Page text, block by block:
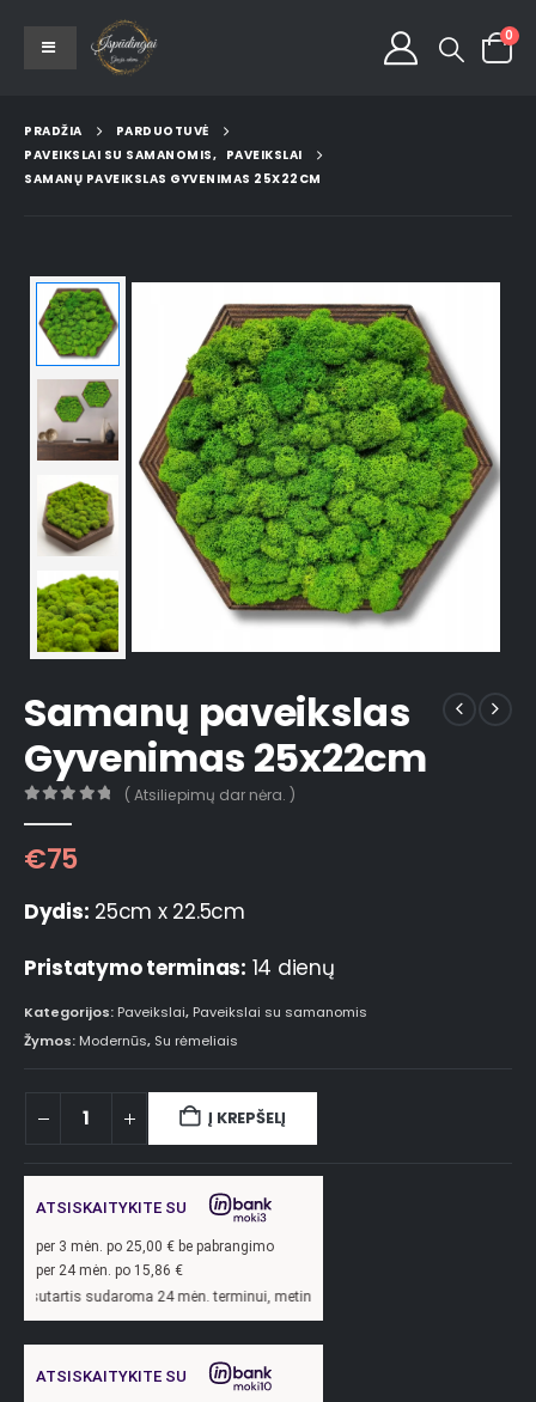
0
PRADŽIA
PARDUOTUVĖ
PAVEIKSLAI SU SAMANOMIS, PAVEIKSLAI
SAMANŲ PAVEIKSLAS GYVENIMAS 25X22CM
Samanų paveikslas
Gyvenimas 25x22cm
( Atsiliepimų dar nėra. )
€75
Dydis: 25cm x 22.5cm
Pristatymo terminas: 14 dienų
Kategorijos: Paveikslai, Paveikslai su samanomis
Žymos: Modernūs, Su rėmeliais
Į KREPŠELĮ
ATSISKAITYKITE SU
per 3 mėn. po 25,00 € be pabrangimo
per 24 mėn. po 15,86 €
sudaroma 24 mėn. terminui, metinė palūkanų norma –
ATSISKAITYKITE SU